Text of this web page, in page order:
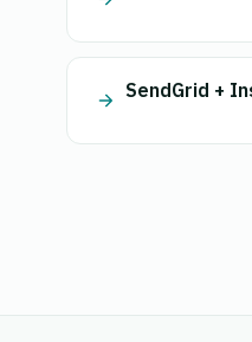
SendGrid +